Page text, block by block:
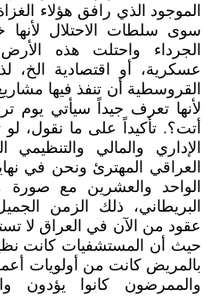
الموجود الذي رافق هؤلاء
سوى سلطات الاحتلال
الجرداء واحتلت هذه
عسكرية، أو اقتصادية الخ،
القروسطية أن تنفذ فيها
لأنها تعرف جيداً سيأتي يوم
أتت؟. تأكيداً على ما نقول،
الإداري والمالي
العراقي المهترئ ونحن في
الواحد والعشرين مع صورة
البريطاني، ذلك الزمن
عقود من الآن في العراق لا
حيث أن المستشفيات كانت
بالمريض كانت من أولويات
والممرضون كانوا يؤدون